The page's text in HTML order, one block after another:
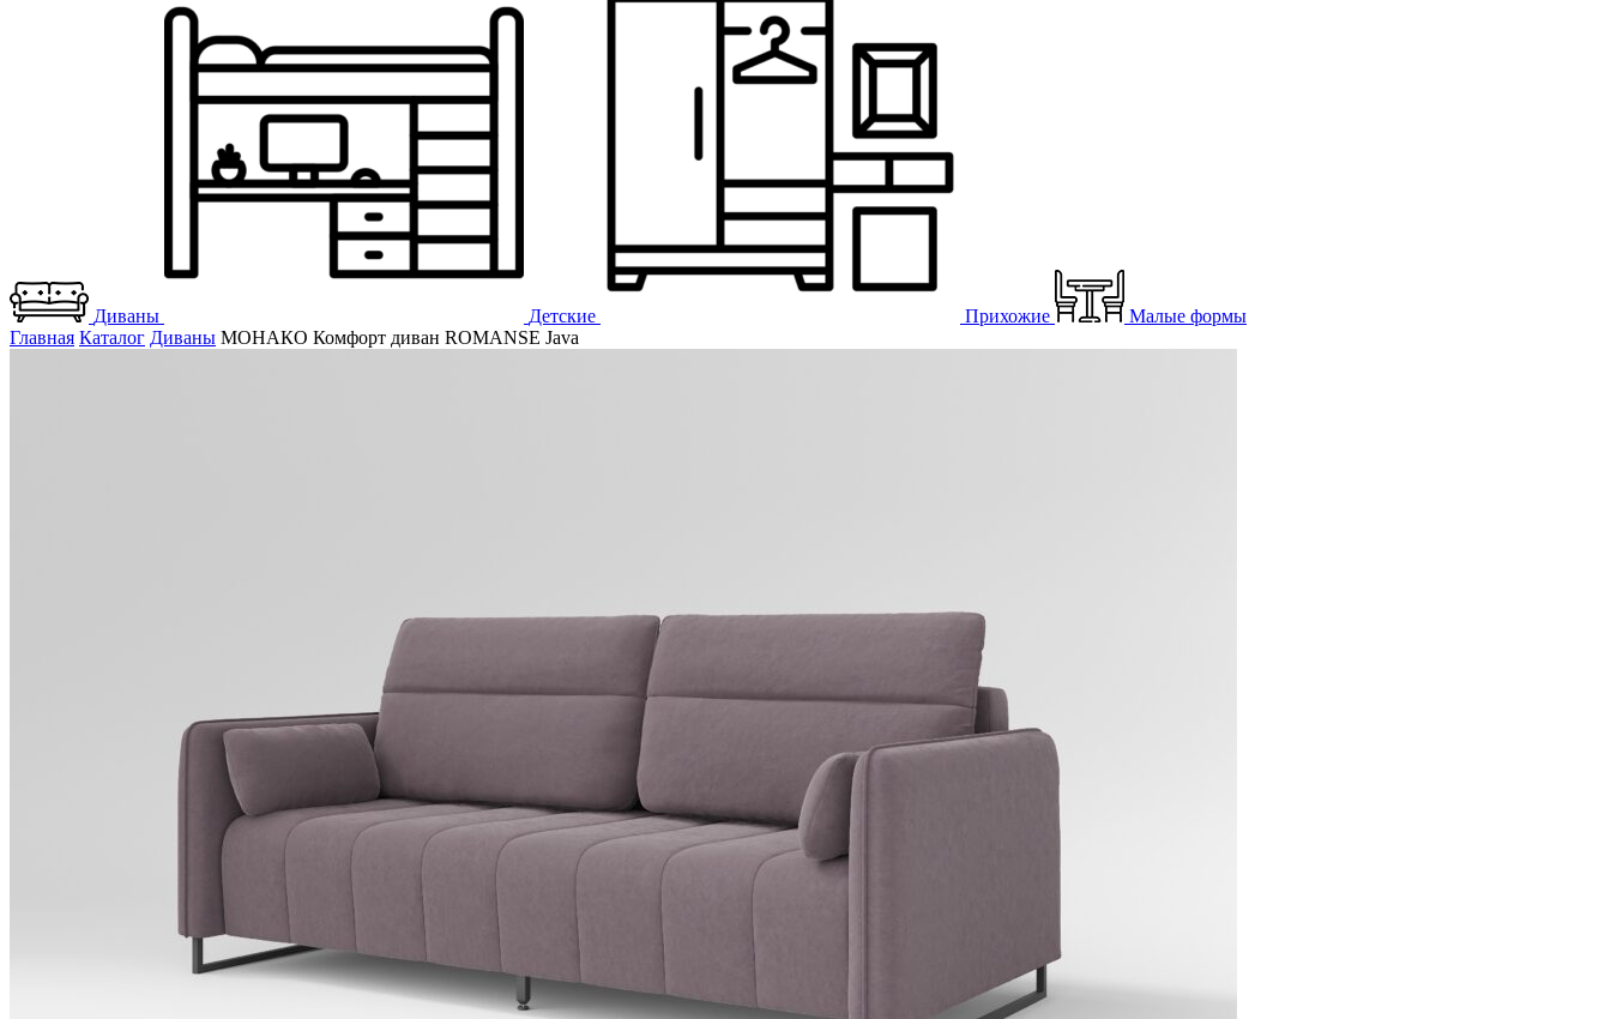
Диваны Детские Прихожие
Малые формы
Главная Каталог Диваны МОНАКО Комфорт диван ROMANSE Java